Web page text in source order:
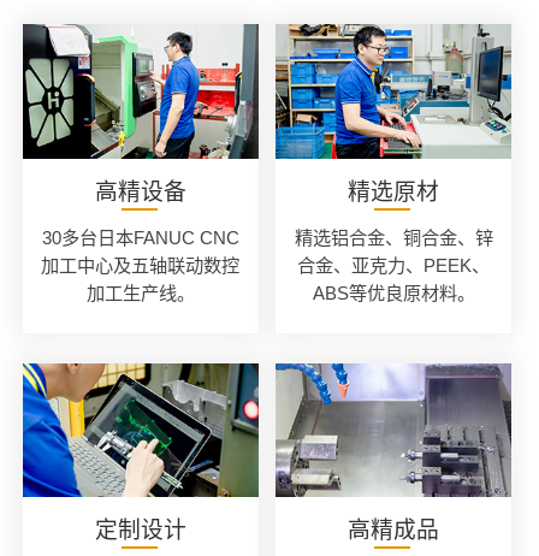
高精设备
30多台日本FANUC CNC
加工中心及五轴联动数控
加工生产线。
精选原材
精选铝合金、铜合金、锌
合金、亚克力、PEEK、
ABS等优良原材料。
定制设计 高精成品